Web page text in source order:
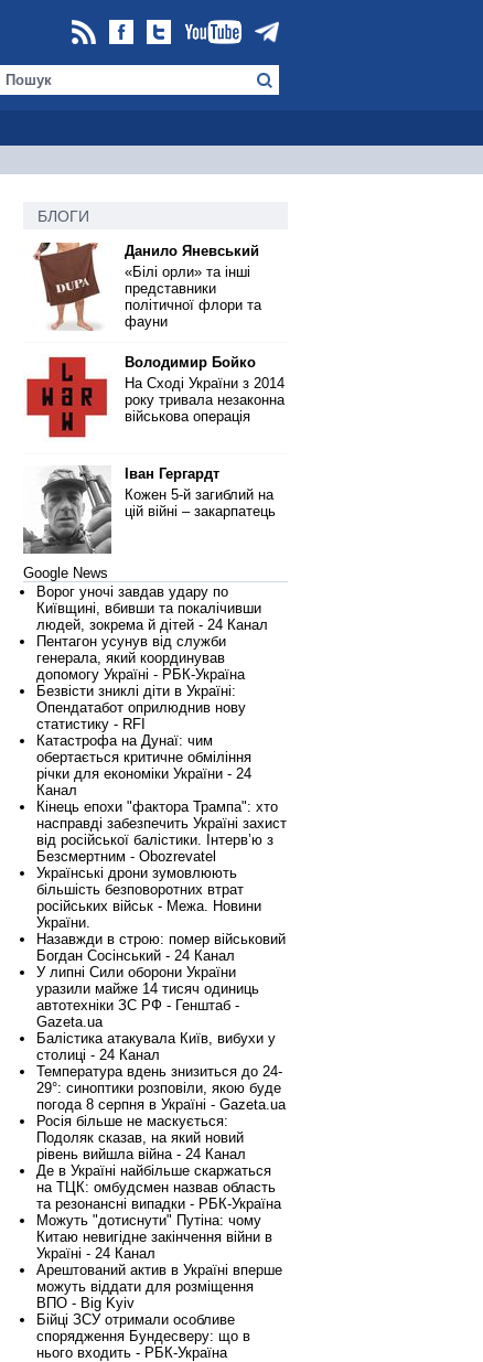
БЛОГИ
Данило Яневський
«Білі орли» та інші
представники
політичної флори та
фауни
Володимир Бойко
На Сході України з 2014
року тривала незаконна
військова операція
Іван Гергардт
Кожен 5-й загиблий на
цій війні – закарпатець
Google News
Ворог уночі завдав удару по
Київщині, вбивши та покалічивши
людей, зокрема й дітей - 24 Канал
Пентагон усунув від служби
генерала, який координував
допомогу Україні - РБК-Україна
Безвісти зниклі діти в Україні:
Опендатабот оприлюднив нову
статистику - RFI
Катастрофа на Дунаї: чим
обертається критичне обміління
річки для економіки України - 24
Канал
Кінець епохи "фактора Трампа": хто
насправді забезпечить Україні захист
від російської балістики. Інтерв’ю з
Безсмертним - Obozrevatel
Українські дрони зумовлюють
більшість безповоротних втрат
російських військ - Межа. Новини
України.
Назавжди в строю: помер військовий
Богдан Сосінський - 24 Канал
У липні Сили оборони України
уразили майже 14 тисяч одиниць
автотехніки ЗС РФ - Генштаб -
Gazeta.ua
Балістика атакувала Київ, вибухи у
столиці - 24 Канал
Температура вдень знизиться до 24-
29°: синоптики розповіли, якою буде
погода 8 серпня в Україні - Gazeta.ua
Росія більше не маскується:
Подоляк сказав, на який новий
рівень вийшла війна - 24 Канал
Де в Україні найбільше скаржаться
на ТЦК: омбудсмен назвав область
та резонансні випадки - РБК-Україна
Можуть "дотиснути" Путіна: чому
Китаю невигідне закінчення війни в
Україні - 24 Канал
Арештований актив в Україні вперше
можуть віддати для розміщення
ВПО - Big Kyiv
Бійці ЗСУ отримали особливе
спорядження Бундесверу: що в
нього входить - РБК-Україна